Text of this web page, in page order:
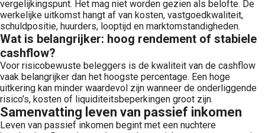
vergelijkingspunt. Het mag niet worden gezien als belofte. De
werkelijke uitkomst hangt af van kosten, vastgoedkwaliteit,
schuldpositie, huurders, looptijd en marktomstandigheden.
Wat is belangrijker: hoog rendement of stabiele
cashflow?
Voor risicobewuste beleggers is de kwaliteit van de cashflow
vaak belangrijker dan het hoogste percentage. Een hoge
uitkering kan minder waardevol zijn wanneer de onderliggende
risico’s, kosten of liquiditeitsbeperkingen groot zijn.
Samenvatting leven van passief inkomen
Leven van passief inkomen begint met een nuchtere